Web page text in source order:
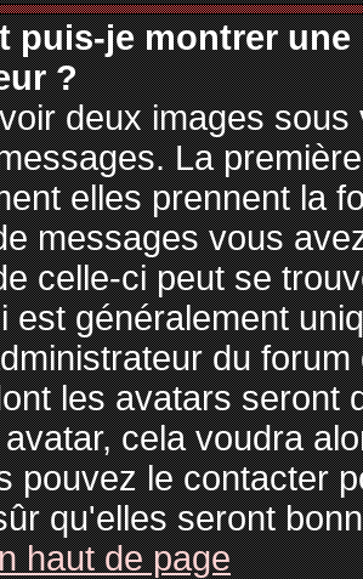
puis-je montrer
?
deux images
La
elles prennent la
messages vous
celle-ci peut se
est généralement
du
les avatars seront
cela voudra
pouvez le contacter
qu'elles seront
haut de page